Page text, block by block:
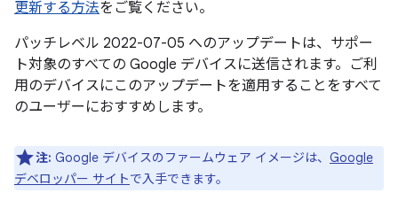
更新する方法をご覧ください。
パッチレベル 2022-07-05 へのアップデートは、サポー
ト対象のすべての Google デバイスに送信されます。ご利
用のデバイスにこのアップデートを適用することをすべて
のユーザーにおすすめします。
注: Google デバイスのファームウェア イメージは、 Google
デベロッパー サイトで入手できます。